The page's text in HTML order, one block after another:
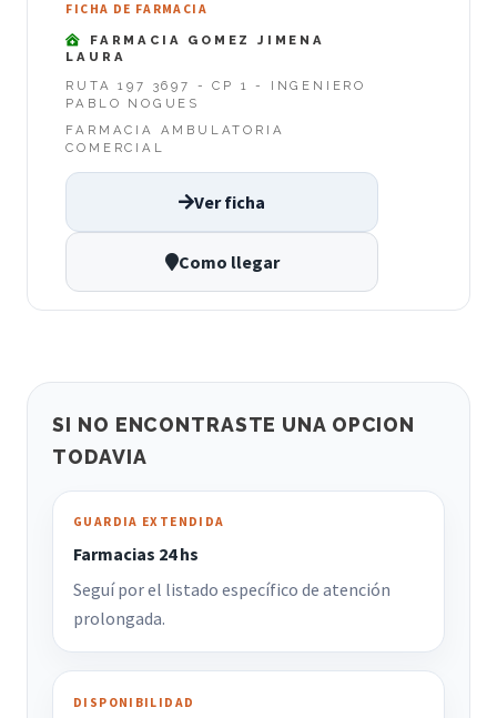
FICHA DE FARMACIA
FARMACIA GOMEZ JIMENA
LAURA
RUTA 197 3697 - CP 1 - INGENIERO
PABLO NOGUES
FARMACIA AMBULATORIA
COMERCIAL
Ver ficha
Como llegar
SI NO ENCONTRASTE UNA OPCION
TODAVIA
GUARDIA EXTENDIDA
Farmacias 24 hs
Seguí por el listado específico de atención
prolongada.
DISPONIBILIDAD